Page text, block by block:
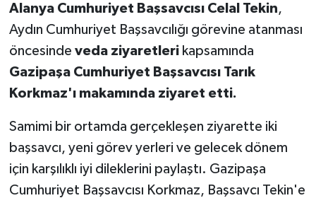
Alanya Cumhuriyet Başsavcısı Celal Tekin,
Aydın Cumhuriyet Başsavcılığı görevine atanması
öncesinde veda ziyaretlerikapsamında
Gazipaşa Cumhuriyet Başsavcısı Tarık
Korkmaz'ı makamında ziyaret etti.
Samimi bir ortamda gerçekleşen ziyarette iki
başsavcı, yeni görev yerleri ve gelecek dönem
için karşılıklı iyi dileklerini paylaştı. Gazipaşa
Cumhuriyet Başsavcısı Korkmaz, Başsavcı Tekin'e